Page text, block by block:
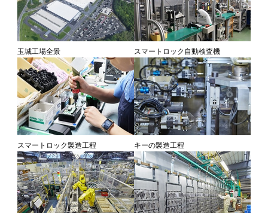
玉城工場全景 スマートロック自動検査機
スマートロック製造工程 キーの製造工程